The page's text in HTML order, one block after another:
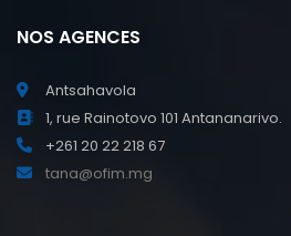
NOS AGENCES
Antsahavola
1, rue Rainotovo 101 Antananarivo.
+261 20 22 218 67
tana@ofim.mg